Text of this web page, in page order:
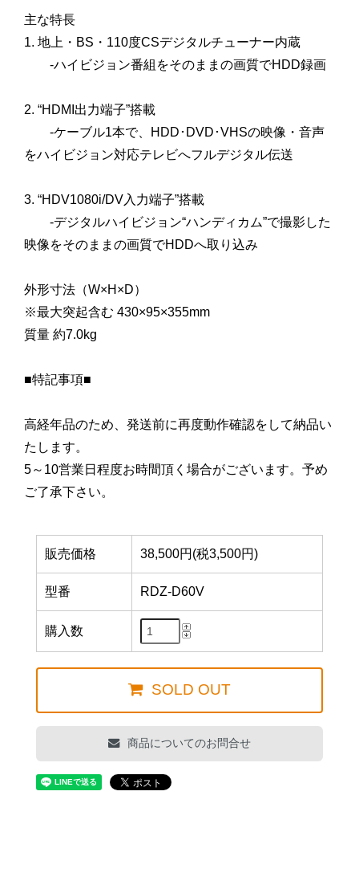
主な特長
1. 地上・BS・110度CSデジタルチューナー内蔵
-ハイビジョン番組をそのままの画質でHDD録画
2. “HDMI出力端子”搭載
-ケーブル1本で、HDD･DVD･VHSの映像・音声
をハイビジョン対応テレビへフルデジタル伝送
3. “HDV1080i/DV入力端子”搭載
-デジタルハイビジョン“ハンディカム”で撮影した
映像をそのままの画質でHDDへ取り込み
外形寸法（W×H×D）
※最大突起含む 430×95×355mm
質量 約7.0kg
■特記事項■
高経年品のため、発送前に再度動作確認をして納品い
たします。
5～10営業日程度お時間頂く場合がございます。予め
ご了承下さい。
販売価格 38,500円(税3,500円)
型番 RDZ-D60V
購入数
SOLD OUT
商品についてのお問合せ